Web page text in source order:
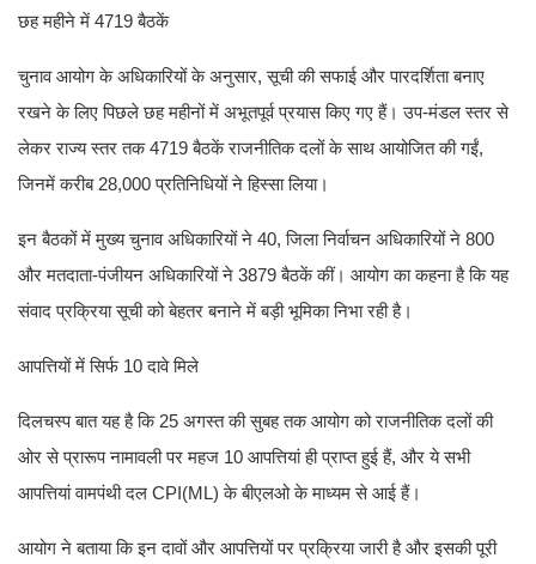
छह महीने में 4719 बैठकें
चुनाव आयोग के अधिकारियों के अनुसार, सूची की सफाई और पारदर्शिता बनाए
रखने के लिए पिछले छह महीनों में अभूतपूर्व प्रयास किए गए हैं। उप-मंडल स्तर से
लेकर राज्य स्तर तक 4719 बैठकें राजनीतिक दलों के साथ आयोजित की गईं,
जिनमें करीब 28,000 प्रतिनिधियों ने हिस्सा लिया।
इन बैठकों में मुख्य चुनाव अधिकारियों ने 40, जिला निर्वाचन अधिकारियों ने 800
और मतदाता-पंजीयन अधिकारियों ने 3879 बैठकें कीं। आयोग का कहना है कि यह
संवाद प्रक्रिया सूची को बेहतर बनाने में बड़ी भूमिका निभा रही है।
आपत्तियों में सिर्फ 10 दावे मिले
दिलचस्प बात यह है कि 25 अगस्त की सुबह तक आयोग को राजनीतिक दलों की
ओर से प्रारूप नामावली पर महज 10 आपत्तियां ही प्राप्त हुई हैं, और ये सभी
आपत्तियां वामपंथी दल CPI(ML) के बीएलओ के माध्यम से आई हैं।
आयोग ने बताया कि इन दावों और आपत्तियों पर प्रक्रिया जारी है और इसकी पूरी